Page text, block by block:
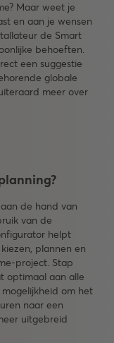
Maar weet je
en aan je wensen
de Smart
behoeften.
een suggestie
globale
meer over
de hand van
van de
helpt
plannen en
project. Stap
optimaal aan alle
om het
naar een
uitgebreid